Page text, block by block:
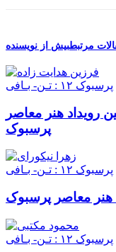
مرتبطبیش از نویسنده
پرسبوک ۱۲ : تـن- بـافی
رویداد هنر معاصر
پرسبوک
پرسبوک ۱۲ : تـن- بـافی
هنر معاصر پرسبوک
پرسبوک ۱۲ : تـن- بـافی